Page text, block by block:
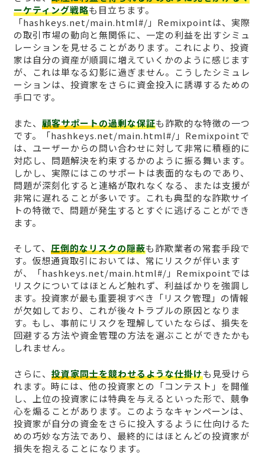
ーケティング戦略も目立ちます。
「hashkeys.net/main.html#/」Remixpointは、実際
の取引市場の動向と無関係に、一定の利益を出すシミュ
レーションを見せることがあります。これにより、投資
家は自分の資産が順調に増えていくかのように感じます
が、これは単なる幻影に過ぎません。こうしたシミュレ
ーションは、投資家をさらに資金投入に誘導するための
手口です。
また、 顧客サポートの過剰な保証も詐欺的な特徴の一つ
です。「hashkeys.net/main.html#/」Remixpointで
は、ユーザーからの問い合わせに対して非常に積極的に
対応し、問題解決を約束するかのように振る舞います。
しかし、実際にはこのサポートは表面的なものであり、
問題が深刻化すると連絡が取れなくなる、または支援が
非常に遅れることが多いです。これも典型的な詐欺サイ
トの特徴で、問題が発生するとすぐに逃げることができ
ます。
そして、 圧倒的なリスクの隠蔽も詐欺業者の常套手段で
す。仮想通貨取引においては、常にリスクが伴います
が、「hashkeys.net/main.html#/」Remixpointでは
リスクについてはほとんど触れず、利益ばかりを強調し
ます。投資家が最も重要視すべき「リスク管理」の情報
が欠如しており、これが後々トラブルの原因となりま
す。もし、事前にリスクを理解していたならば、損失を
回避する方法や資金管理の方法を選ぶことができたかも
しれません。
さらに、 投資家同士を競わせるような仕掛けも見受けら
れます。時には、他の投資家との「コンテスト」を開催
し、上位の投資家には特典を与えるといった形で、競争
心を煽ることがあります。このようなキャンペーンは、
投資家が自分の資金をさらに投入するように仕向けるた
めの巧妙な方法であり、最終的にはほとんどの投資家が
損失を抱えることになります。